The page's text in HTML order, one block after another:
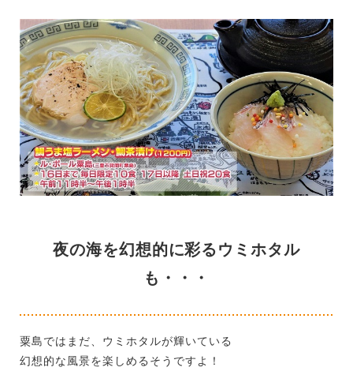
夜の海を幻想的に彩るウミホタル
も・・・
粟島ではまだ、ウミホタルが輝いている
幻想的な風景を楽しめるそうですよ！